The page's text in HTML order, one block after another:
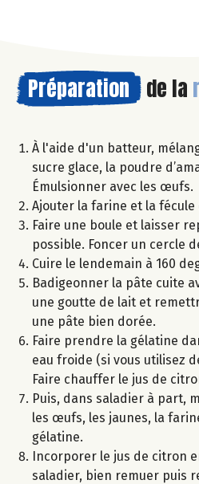
Préparation de la
À l'aide d'un batteur,
sucre glace, la poudre
Émulsionner avec les œufs.
Ajouter la farine et la
Faire une boule et laisser
possible. Foncer un cercle
Cuire le lendemain à 160
Badigeonner la pâte cuite
une goutte de lait et
une pâte bien dorée.
Faire prendre la gélatine
eau froide (si vous utilisez
Faire chauffer le jus de
Puis, dans saladier à part,
les œufs, les jaunes, la
gélatine.
Incorporer le jus de citron
saladier, bien remuer puis